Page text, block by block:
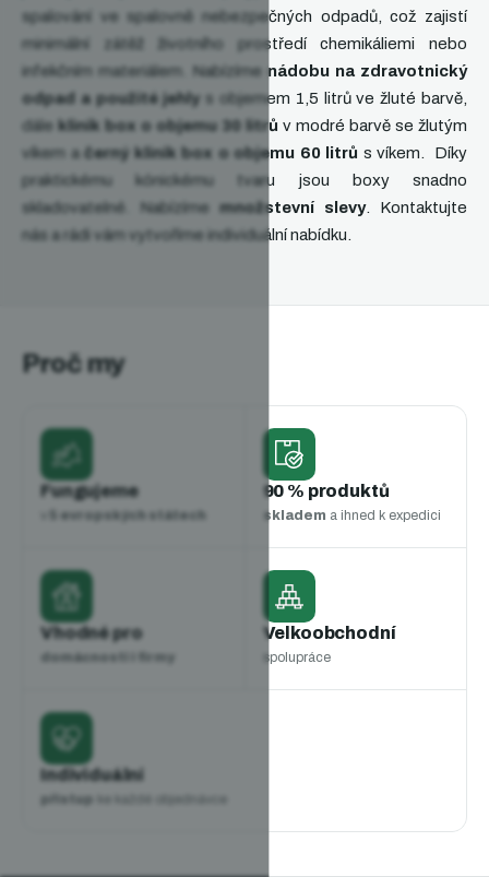
spalování ve spalovně nebezpečných odpadů, což zajistí
minimální zátěž životního prostředí chemikáliemi nebo
infekčním materiálem. Nabízíme nádobu na zdravotnický
odpad a použité jehly s objemem 1,5 litrů ve žluté barvě,
dále klinik box o objemu 30 litrů v modré barvě se žlutým
víkem a černý klinik box o objemu 60 litrů s víkem. Díky
praktickému kónickému tvaru jsou boxy snadno
skladovatelné. Nabízíme množstevní slevy. Kontaktujte
nás a rádi vám vytvoříme individuální nabídku.
Proč my
Fungujeme
5 evropských státech
90 % produktů
skladem a ihned k expedici
Vhodné pro
domácnosti i firmy
Velkoobchodní
spolupráce
Individuální
přístup